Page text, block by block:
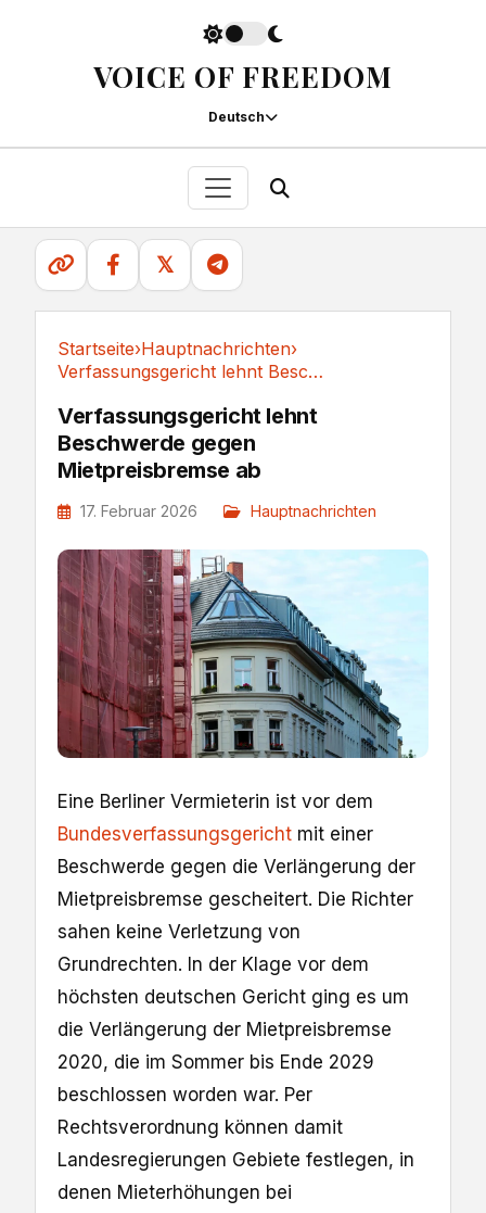
VOICE OF FREEDOM
Deutsch
𝕏
Startseite›Hauptnachrichten›
Verfassungsgericht lehnt Beschwerde gegen...
Verfassungsgericht lehnt
Beschwerde gegen
Mietpreisbremse ab
17. Februar 2026 Hauptnachrichten
Eine Berliner Vermieterin ist vor dem
Bundesverfassungsgericht mit einer
Beschwerde gegen die Verlängerung der
Mietpreisbremse gescheitert. Die Richter
sahen keine Verletzung von
Grundrechten. In der Klage vor dem
höchsten deutschen Gericht ging es um
die Verlängerung der Mietpreisbremse
2020, die im Sommer bis Ende 2029
beschlossen worden war. Per
Rechtsverordnung können damit
Landesregierungen Gebiete festlegen, in
denen Mieterhöhungen bei